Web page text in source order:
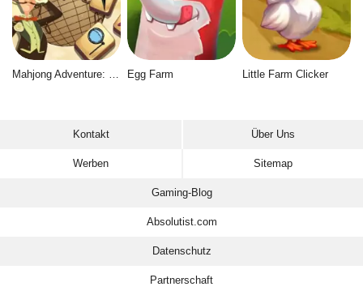
Egg Farm Little Farm Clicker
Kontakt Über Uns
Werben Sitemap
Gaming-Blog
Absolutist.com
Datenschutz
Partnerschaft